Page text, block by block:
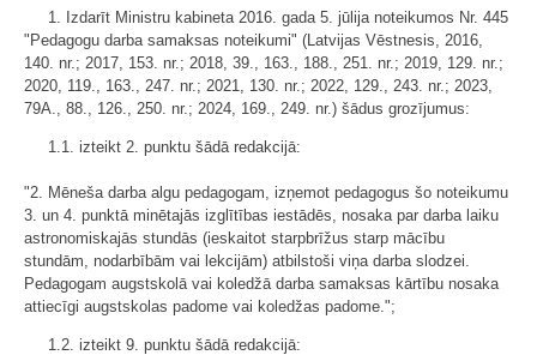
1. Izdarīt Ministru kabineta 2016. gada 5. jūlija noteikumos Nr. 445
"Pedagogu darba samaksas noteikumi" (Latvijas Vēstnesis, 2016,
140. nr.; 2017, 153. nr.; 2018, 39., 163., 188., 251. nr.; 2019, 129. nr.;
2020, 119., 163., 247. nr.; 2021, 130. nr.; 2022, 129., 243. nr.; 2023,
79A., 88., 126., 250. nr.; 2024, 169., 249. nr.) šādus grozījumus:
1.1. izteikt 2. punktu šādā redakcijā:
"2. Mēneša darba algu pedagogam, izņemot pedagogus šo noteikumu
3. un 4. punktā minētajās izglītības iestādēs, nosaka par darba laiku
astronomiskajās stundās (ieskaitot starpbrīžus starp mācību
stundām, nodarbībām vai lekcijām) atbilstoši viņa darba slodzei.
Pedagogam augstskolā vai koledžā darba samaksas kārtību nosaka
attiecīgi augstskolas padome vai koledžas padome.";
1.2. izteikt 9. punktu šādā redakcijā: